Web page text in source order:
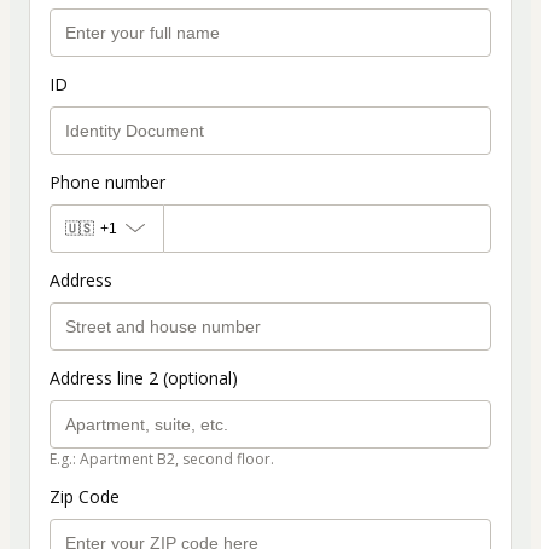
ID
Phone number
🇺🇸 +1
Address
Address line 2 (optional)
E.g.: Apartment B2, second floor.
Zip Code